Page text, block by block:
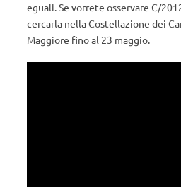
eguali. Se vorrete osservare C/
cercarla nella Costellazione dei
Maggiore fino al 23 maggio.